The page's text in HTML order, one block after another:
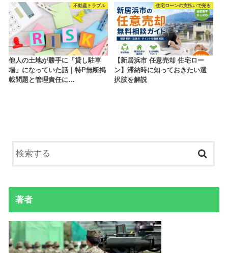
不動産トラブル
他人の土地が勝手に「貸し駐車
場」になっていた話｜特P無断掲
載問題と管理責任に…
住宅ローンの支払いで売る
【新居浜市 任意売却 住宅ロー
ン】滞納時に知っておきたい選
択肢を解説
著者